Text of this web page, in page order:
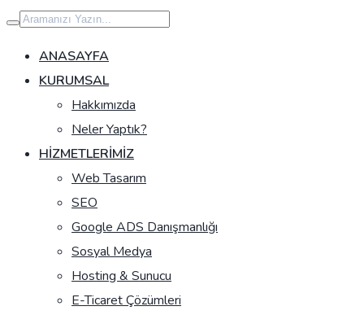
İçeriğe
geç
ANASAYFA
KURUMSAL
Hakkımızda
Neler Yaptık?
HIZMETLERIMIZ
Web Tasarım
SEO
Google ADS Danışmanlığı
Sosyal Medya
Hosting & Sunucu
E-Ticaret Çözümleri